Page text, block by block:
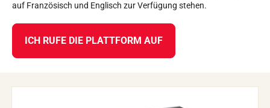
auf Französisch und Englisch zur Verfügung stehen.
ICH RUFE DIE PLATTFORM AUF